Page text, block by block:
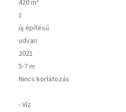
420 m
1
új építésű
udvari
2021
5-7 m
Nincs korlátozás
- Víz